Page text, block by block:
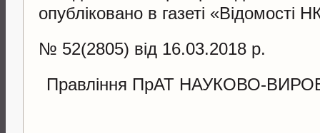
опубліковано в газеті «Відомості
№ 52(2805) від 16.03.2018 р.
Правління ПрАТ НАУКОВО-